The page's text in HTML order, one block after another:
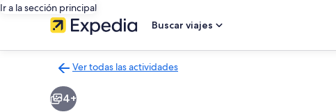
Ir a la sección principal
Buscar viajes
Ver todas las actividades
a
la
4+